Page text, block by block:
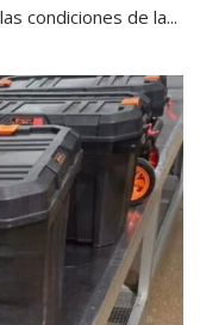
condiciones de la...